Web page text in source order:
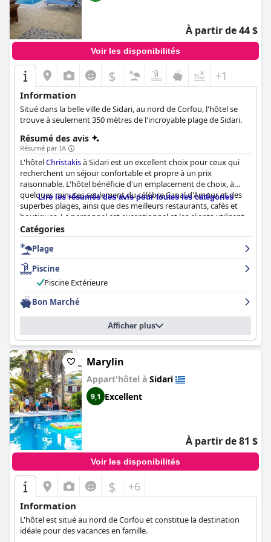
À partir de 44 $
Voir les disponibilités
$ +1
Information
Situé dans la belle ville de Sidari, au nord de Corfou, l'hôtel se
trouve à seulement 350 mètres de l'incroyable plage de Sidari.
Résumé des avis
Résumé par IA
L'hôtelChristakisà Sidari est un excellent choix pour ceux qui
recherchent un séjour confortable et propre à un prix
raisonnable. L'hôtel bénéficie d'un emplacement de choix, à
quelques minutes seulement du célèbre Canal d'Amour et des
superbes plages, ainsi que des meilleurs restaurants, cafés et
boutiques. Le personnel est exceptionnel et les clients utilisent
des mots tels que "charmant", "amical", "serviable" et
"fantastique" pour le décrire. La propreté de l'hôtel est
également remarquable, les clients louant l'hôtel pour sa
propreté exceptionnelle, sa propreté impeccable et sa beauté.
La piscine est un point fort du séjour, les clients la décrivant
comme "très propre", "charmante" et "très bonne température".
départ idéal pour visiter et explorer les attractions locales. Dans
l'ensemble, les clients recommandent vivement l'hôtelChristakis
pour son excellente situation, son personnel sympathique, ses
normes d'hygiène de premier ordre et sa belle piscine.
Lire les résumés des avis pour toutes les catégories
Catégories
Plage
Piscine
Piscine Extérieure
Bon Marché
Afficher plus
Marylin
Appart'hôtel à Sidari
9,1 Excellent
À partir de 81 $
Voir les disponibilités
$ +6
Information
L'hôtel est situé au nord de Corfou et constitue la destination
idéale pour des vacances en famille.